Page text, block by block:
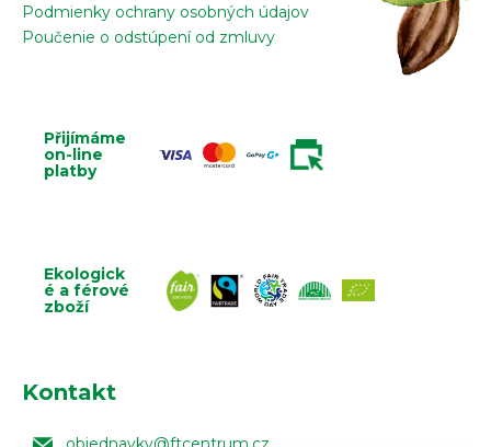
Podmienky ochrany osobných údajov
Poučenie o odstúpení od zmluvy
Přijímáme
on-line
platby
Ekologick
é a férové
zboží
Kontakt